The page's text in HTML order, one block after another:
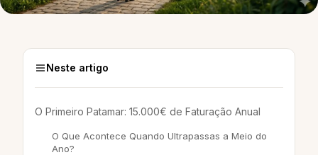
Neste artigo
O Primeiro Patamar: 15.000€ de Faturação Anual
O Que Acontece Quando Ultrapassas a Meio do
Ano?